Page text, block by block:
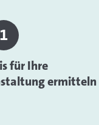
für Ihre
ermitteln